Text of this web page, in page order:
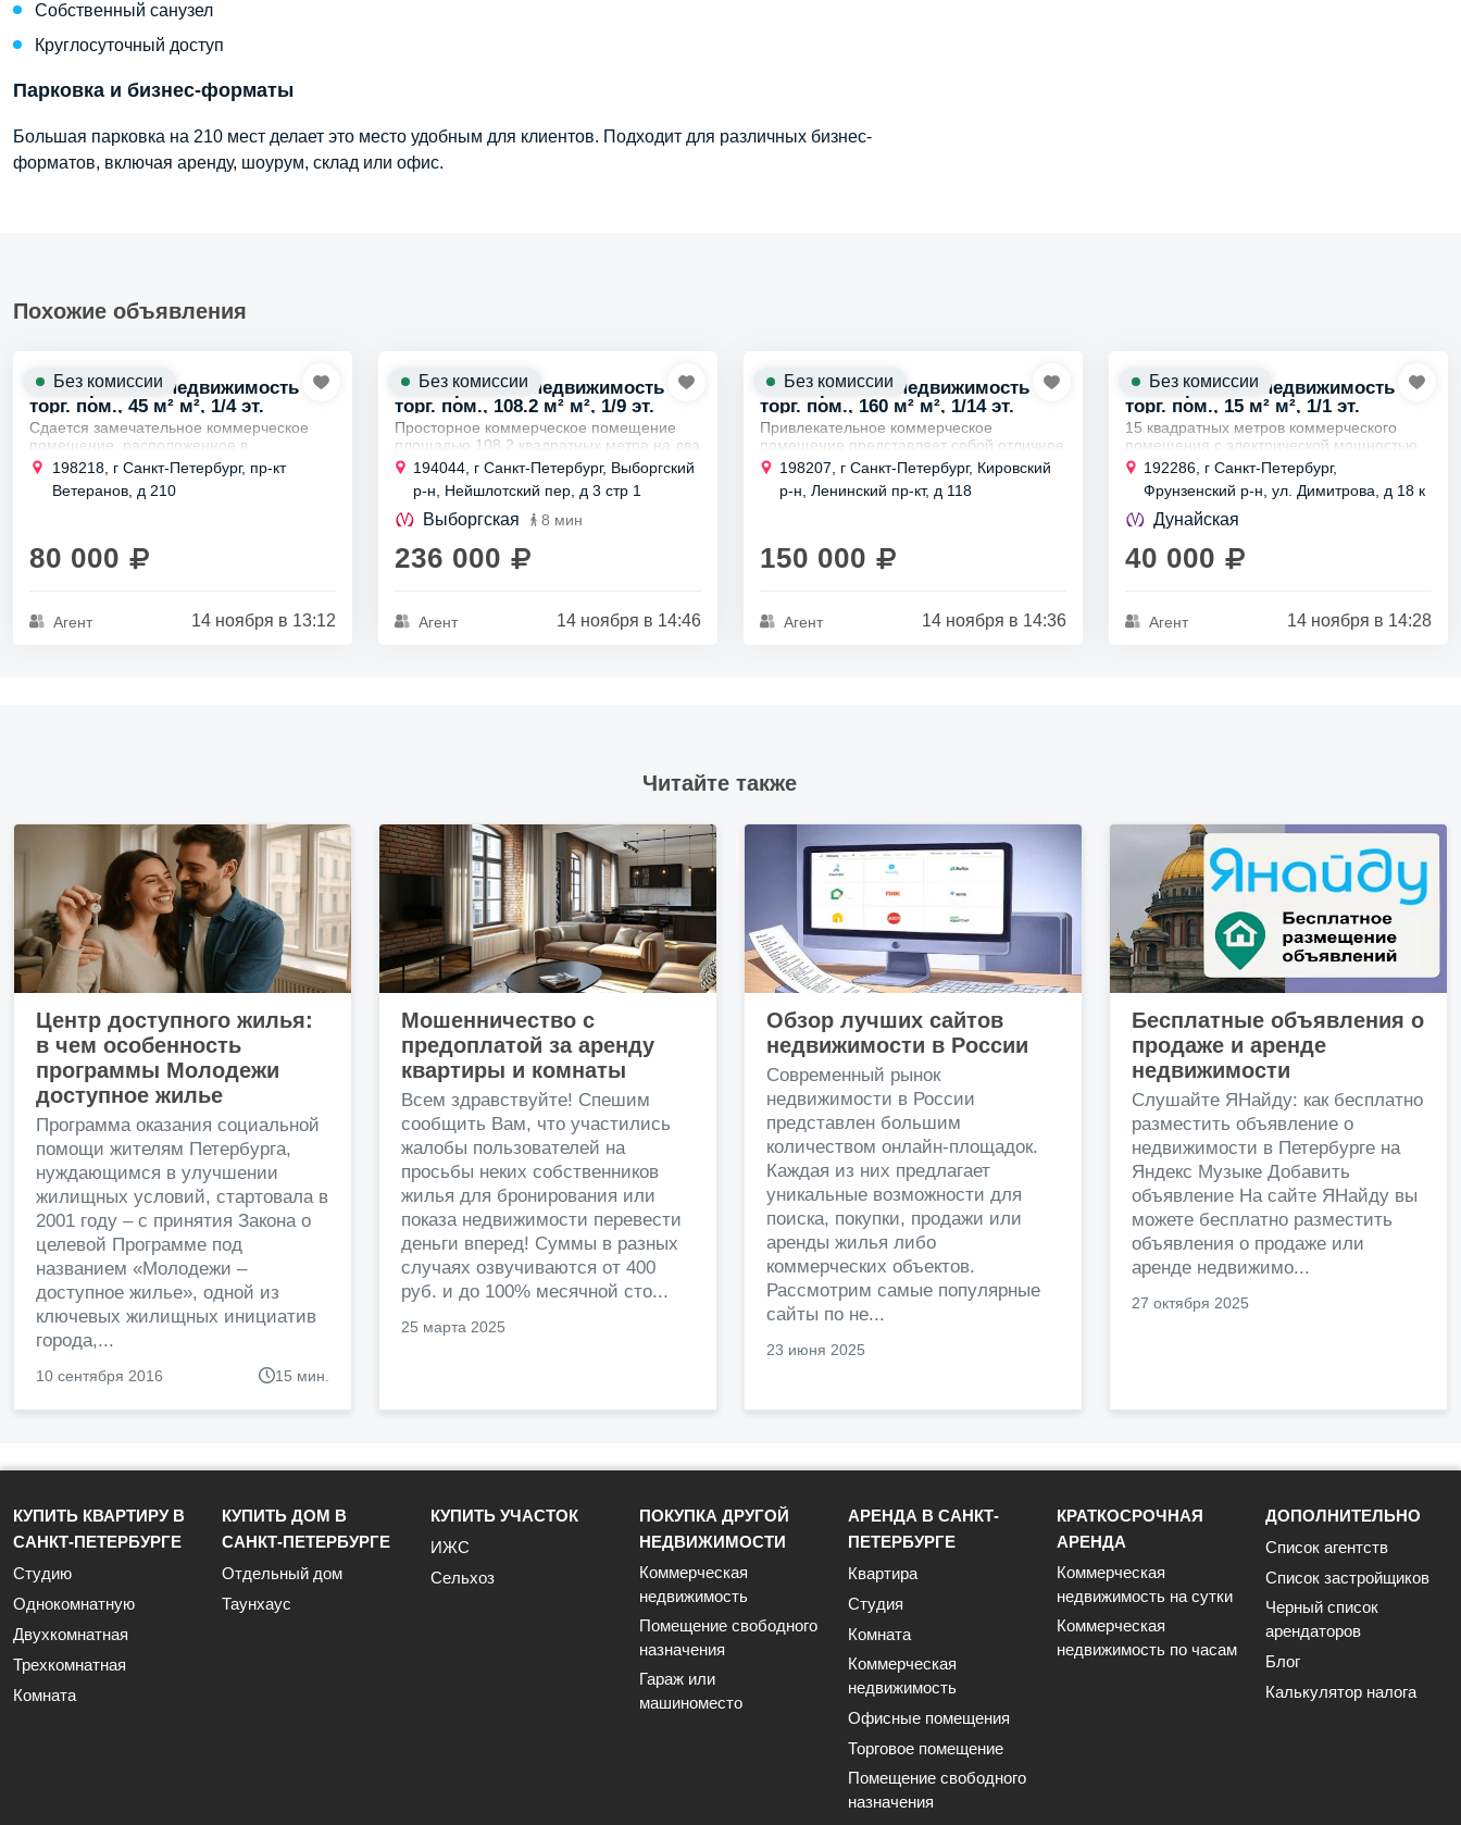
Собственный санузел
Круглосуточный доступ
Парковка и бизнес-форматы
Большая парковка на 210 мест делает это место удобным для клиентов. Подходит для различных бизнес-
форматов, включая аренду, шоурум, склад или офис.
Похожие объявления
Коммерческая недвижимость
торг. пом., 45 м² м², 1/4 эт.
Сдается замечательное коммерческое
помещение, расположенное в
оживленном районе.
Высокий пешеходный трафик рядом со
станцией электрички создает отличные...
198218, г Санкт-Петербург, пр-кт
Ветеранов, д 210
80 000
Агент 14 ноября в 13:12
Без комиссии
Коммерческая недвижимость
торг. пом., 108.2 м² м², 1/9 эт.
Просторное коммерческое помещение
площадью 108,2 квадратных метра на два
уровня ожидает своего владельца.
Удобное месторасположение всего в
десяти минутах пешком...
194044, г Санкт-Петербург, Выборгский
р-н, Нейшлотский пер, д 3 стр 1
Выборгская 8 мин
236 000
Агент 14 ноября в 14:46
Без комиссии
Коммерческая недвижимость
торг. пом., 160 м² м², 1/14 эт.
Привлекательное коммерческое
помещение представляет собой отличное
предложение для тех, кто ищет
пространство для бизнеса.
Оно подходит для самых разных нужд:...
198207, г Санкт-Петербург, Кировский
р-н, Ленинский пр-кт, д 118
150 000
Агент 14 ноября в 14:36
Без комиссии
Коммерческая недвижимость
торг. пом., 15 м² м², 1/1 эт.
15 квадратных метров коммерческого
помещения с электрической мощностью
10 кВт расположено на высокоактивном
перекрестке.
Это пространство отлично подходит для...
192286, г Санкт-Петербург,
Фрунзенский р-н, ул. Димитрова, д 18 к
Дунайская
40 000
Агент 14 ноября в 14:28
Без комиссии
Читайте также
Центр доступного жилья:
в чем особенность
программы Молодежи
доступное жилье
Программа оказания социальной
помощи жителям Петербурга,
нуждающимся в улучшении
жилищных условий, стартовала в
2001 году – с принятия Закона о
целевой Программе под
названием «Молодежи –
доступное жилье», одной из
ключевых жилищных инициатив
города,...
10 сентября 2016 15 мин.
Мошенничество с
предоплатой за аренду
квартиры и комнаты
Всем здравствуйте! Спешим
сообщить Вам, что участились
жалобы пользователей на
просьбы неких собственников
жилья для бронирования или
показа недвижимости перевести
деньги вперед! Суммы в разных
случаях озвучиваются от 400
руб. и до 100% месячной сто...
25 марта 2025
Обзор лучших сайтов
недвижимости в России
Современный рынок
недвижимости в России
представлен большим
количеством онлайн-площадок.
Каждая из них предлагает
уникальные возможности для
поиска, покупки, продажи или
аренды жилья либо
коммерческих объектов.
Рассмотрим самые популярные
сайты по не...
23 июня 2025
Бесплатные объявления о
продаже и аренде
недвижимости
Слушайте ЯНайду: как бесплатно
разместить объявление о
недвижимости в Петербурге на
Яндекс Музыке Добавить
объявление На сайте ЯНайду вы
можете бесплатно разместить
объявления о продаже или
аренде недвижимо...
27 октября 2025
КУПИТЬ КВАРТИРУ В
САНКТ-ПЕТЕРБУРГЕ
Студию
Однокомнатную
Двухкомнатная
Трехкомнатная
Комната
КУПИТЬ ДОМ В
САНКТ-ПЕТЕРБУРГЕ
Отдельный дом
Таунхаус
КУПИТЬ УЧАСТОК
ИЖС
Сельхоз
ПОКУПКА ДРУГОЙ
НЕДВИЖИМОСТИ
Коммерческая
недвижимость
Помещение свободного
назначения
Гараж или
машиноместо
АРЕНДА В САНКТ-
ПЕТЕРБУРГЕ
Квартира
Студия
Комната
Коммерческая
недвижимость
Офисные помещения
Торговое помещение
Помещение свободного
назначения
КРАТКОСРОЧНАЯ
АРЕНДА
Коммерческая
недвижимость на сутки
Коммерческая
недвижимость по часам
ДОПОЛНИТЕЛЬНО
Список агентств
Список застройщиков
Черный список
арендаторов
Блог
Калькулятор налога